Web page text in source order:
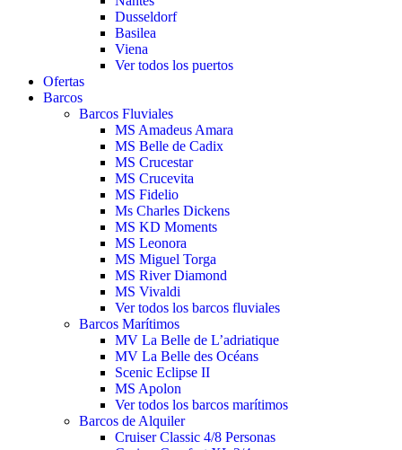
Dusseldorf
Basilea
Viena
Ver todos los puertos
Ofertas
Barcos
Barcos Fluviales
MS Amadeus Amara
MS Belle de Cadix
MS Crucestar
MS Crucevita
MS Fidelio
Ms Charles Dickens
MS KD Moments
MS Leonora
MS Miguel Torga
MS River Diamond
MS Vivaldi
Ver todos los barcos fluviales
Barcos Marítimos
MV La Belle de L’adriatique
MV La Belle des Océans
Scenic Eclipse II
MS Apolon
Ver todos los barcos marítimos
Barcos de Alquiler
Cruiser Classic 4/8 Personas